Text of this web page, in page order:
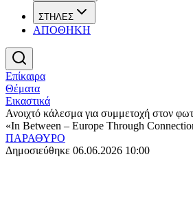
ΣΤΗΛΕΣ
ΑΠΟΘΗΚΗ
Επίκαιρα
Θέματα
Εικαστικά
Ανοιχτό κάλεσμα για συμμετοχή στον
«In Between – Europe Through
ΠΑΡΑΘΥΡΟ
Δημοσιεύθηκε 06.06.2026 10:00